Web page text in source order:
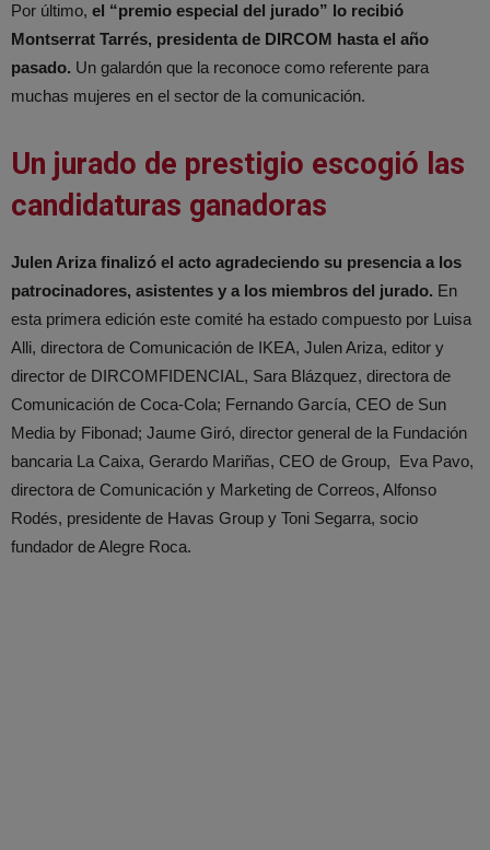
Por último, el “premio especial del jurado” lo recibió
Montserrat Tarrés, presidenta de DIRCOM hasta el año
pasado. Un galardón que la reconoce como referente para
muchas mujeres en el sector de la comunicación.
Un jurado de prestigio escogió las
candidaturas ganadoras
Julen Ariza finalizó el acto agradeciendo su presencia a los
patrocinadores, asistentes y a los miembros del jurado. En
esta primera edición este comité ha estado compuesto por Luisa
Alli, directora de Comunicación de IKEA, Julen Ariza, editor y
director de DIRCOMFIDENCIAL, Sara Blázquez, directora de
Comunicación de Coca-Cola; Fernando García, CEO de Sun
Media by Fibonad; Jaume Giró, director general de la Fundación
bancaria La Caixa, Gerardo Mariñas, CEO de Group, Eva Pavo,
directora de Comunicación y Marketing de Correos, Alfonso
Rodés, presidente de Havas Group y Toni Segarra, socio
fundador de Alegre Roca.